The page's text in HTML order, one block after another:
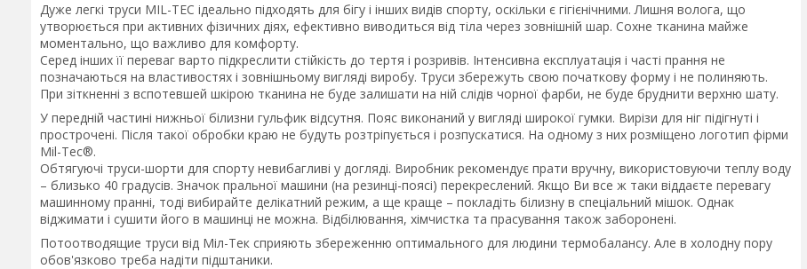
Дуже легкі труси MIL-TEC ідеально підходять для бігу і інших видів спорту, оскільки є гігієнічними. Лишня волога, що
утворюється при активних фізичних діях, ефективно виводиться від тіла через зовнішній шар. Сохне тканина майже
моментально, що важливо для комфорту.
Серед інших її переваг варто підкреслити стійкість до тертя і розривів. Інтенсивна експлуатація і часті прання не
позначаються на властивостях і зовнішньому вигляді виробу. Труси збережуть свою початкову форму і не полиняють.
При зіткненні з вспотевшей шкірою тканина не буде залишати на ній слідів чорної фарби, не буде бруднити верхню шату.
У передній частині нижньої білизни гульфик відсутня. Пояс виконаний у вигляді широкої гумки. Вирізи для ніг підігнуті і
прострочені. Після такої обробки краю не будуть розтріпується і розпускатися. На одному з них розміщено логотип фірми
Mil-Tec®.
Обтягуючі труси-шорти для спорту невибагливі у догляді. Виробник рекомендує прати вручну, використовуючи теплу воду
– близько 40 градусів. Значок пральної машини (на резинці-поясі) перекреслений. Якщо Ви все ж таки віддаєте перевагу
машинному пранні, тоді вибирайте делікатний режим, а ще краще – покладіть білизну в спеціальний мішок. Однак
віджимати і сушити його в машинці не можна. Відбілювання, хімчистка та прасування також заборонені.
Потоотводящие труси від Міл-Тек сприяють збереженню оптимального для людини термобалансу. Але в холодну пору
обов'язково треба надіти підштаники.